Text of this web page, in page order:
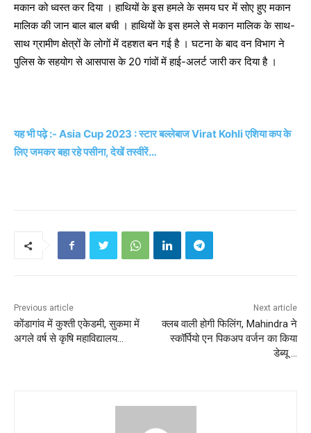
मकान को ध्वस्त कर दिया । हाथियों के इस हमले के समय घर में सोए हुए मकान
मालिक की जान बाल बाल बची । हाथियों के इस हमले से मकान मालिक के साथ-
साथ ग्रामीण क्षेत्रों के लोगों में दहशत बन गई है । घटना के बाद वन विभाग ने
पुलिस के सहयोग से आसपास के 20 गांवों में हाई-अलर्ट जारी कर दिया है ।
यह भी पढ़े :- Asia Cup 2023 : स्टार बल्लेबाज Virat Kohli एशिया कप के
लिए जमकर बहा रहे पसीना, देखें तस्वीरें…
Previous article
कोंडागांव में कुश्ती एकेडमी, सुकमा में
अगले वर्ष से कृषि महाविद्यालय…
Next article
क्लब वाली होगी फिलिंग, Mahindra ने
स्कॉर्पियो एन पिकअप वर्जन का किया
डेब्यू …